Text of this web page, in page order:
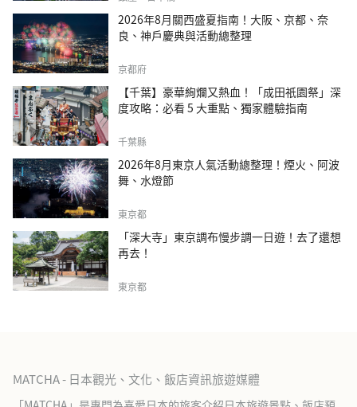
2026年8月關西盛夏指南！大阪、京都、奈
良、神戶慶典與活動總整理
京都府
【千葉】豪華絢爛又熱血！「成田祇園祭」深
度攻略：必看 5 大重點、獨家體驗指南
千葉縣
2026年8月東京人氣活動總整理！煙火、阿波
舞、水燈節
東京都
「深大寺」東京調布慢步調一日遊！去了還想
再去！
東京都
MATCHA - 日本觀光、文化、飯店資訊旅遊媒體